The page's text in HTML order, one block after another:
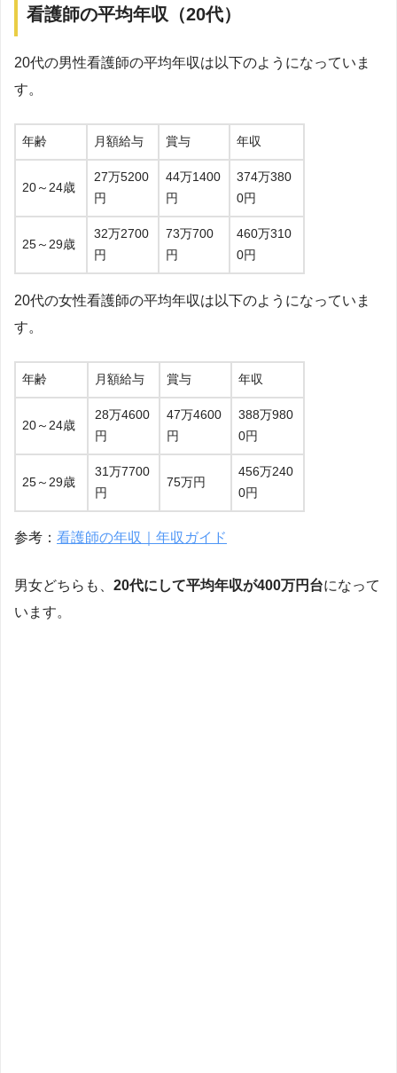
看護師の平均年収（20代）
20代の男性看護師の平均年収は以下のようになっていま
す。
年齢 月額給与 賞与 年収
20～24歳
27万5200
円
44万1400
円
374万380
0円
25～29歳
32万2700
円
73万700
円
460万310
0円
20代の女性看護師の平均年収は以下のようになっていま
す。
年齢 月額給与 賞与 年収
20～24歳
28万4600
円
47万4600
円
388万980
0円
25～29歳
31万7700
円
75万円
456万240
0円
参考： 看護師の年収｜年収ガイド
男女どちらも、 20代にして平均年収が400万円台になって
います。